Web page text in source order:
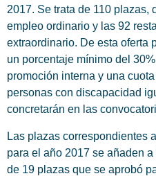
2017. Se trata de 110 plazas,
empleo ordinario y las 92
extraordinario. De esta oferta
un porcentaje mínimo del
promoción interna y una
personas con discapacidad
concretarán en las
Las plazas correspondientes
para el año 2017 se añaden
de 19 plazas que se aprobó